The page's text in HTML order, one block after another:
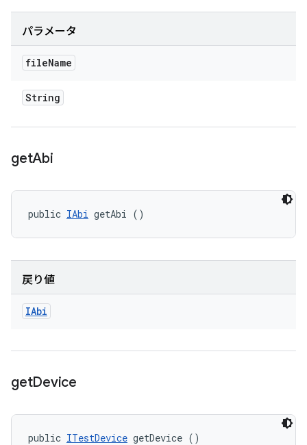
パラメータ
fileName
String
getAbi
public IAbi getAbi ()
戻り値
IAbi
getDevice
public ITestDevice getDevice ()